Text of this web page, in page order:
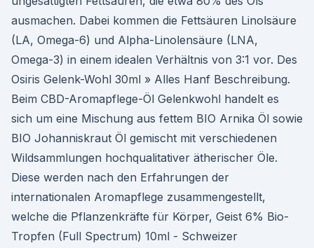
ausmachen. Dabei kommen die Fettsäuren Linolsäure
(LA, Omega-6) und Alpha-Linolensäure (LNA,
Omega-3) in einem idealen Verhältnis von 3:1 vor. Des
Osiris Gelenk-Wohl 30ml » Alles Hanf Beschreibung.
Beim CBD-Aromapflege-Öl Gelenkwohl handelt es
sich um eine Mischung aus fettem BIO Arnika Öl sowie
BIO Johanniskraut Öl gemischt mit verschiedenen
Wildsammlungen hochqualitativer ätherischer Öle.
Diese werden nach den Erfahrungen der
internationalen Aromapflege zusammengestellt,
welche die Pflanzenkräfte für Körper, Geist 6% Bio-
Tropfen (Full Spectrum) 10ml - Schweizer